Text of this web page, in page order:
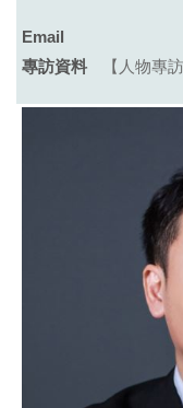
【人物專訪